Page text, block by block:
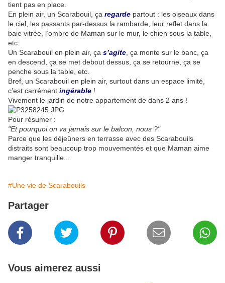
tient pas en place.
En plein air, un Scarabouil, ça regarde partout : les oiseaux dans
le ciel, les passants par-dessus la rambarde, leur reflet dans la
baie vitrée, l’ombre de Maman sur le mur, le chien sous la table,
etc.
Un Scarabouil en plein air, ça s’agite , ça monte sur le banc, ça
en descend, ça se met debout dessus, ça se retourne, ça se
penche sous la table, etc.
Bref, un Scarabouil en plein air, surtout dans un espace limité,
c’est carrément ingérable !
Vivement le jardin de notre appartement de dans 2 ans !
Pour résumer :
"Et pourquoi on va jamais sur le balcon, nous ?"
Parce que les déjeûners en terrasse avec des Scarabouils
distraits sont beaucoup trop mouvementés et que Maman aime
manger tranquille...
#Une vie de Scarabouils
Partager
Vous aimerez aussi